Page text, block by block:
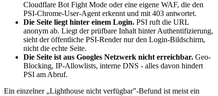
Cloudflare Bot Fight Mode oder eine eigene WAF, die den
PSI-Chrome-User-Agent erkennt und mit 403 antwortet.
Die Seite liegt hinter einem Login. PSI ruft die URL
anonym ab. Liegt der prüfbare Inhalt hinter Authentifizierung,
sieht der öffentliche PSI-Render nur den Login-Bildschirm,
nicht die echte Seite.
Die Seite ist aus Googles Netzwerk nicht erreichbar. Geo-
Blocking, IP-Allowlists, interne DNS - alles davon hindert
PSI am Abruf.
Ein einzelner „Lighthouse nicht verfügbar”-Befund ist meist ein